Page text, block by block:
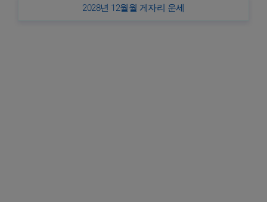
2028년 12월월 게자리 운세